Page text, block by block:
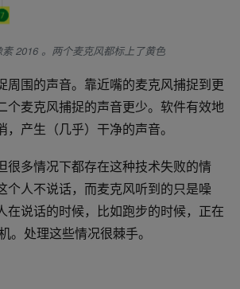
2016 。两个麦克风都标上了黄色
周围的声音。靠近嘴的麦克风捕捉到更
个麦克风捕捉的声音更少。软件有效地
产生（几乎）干净的声音。
很多情况下都存在这种技术失败的情
个人不说话，而麦克风听到的只是噪
在说话的时候，比如跑步的时候，正在
。处理这些情况很棘手。